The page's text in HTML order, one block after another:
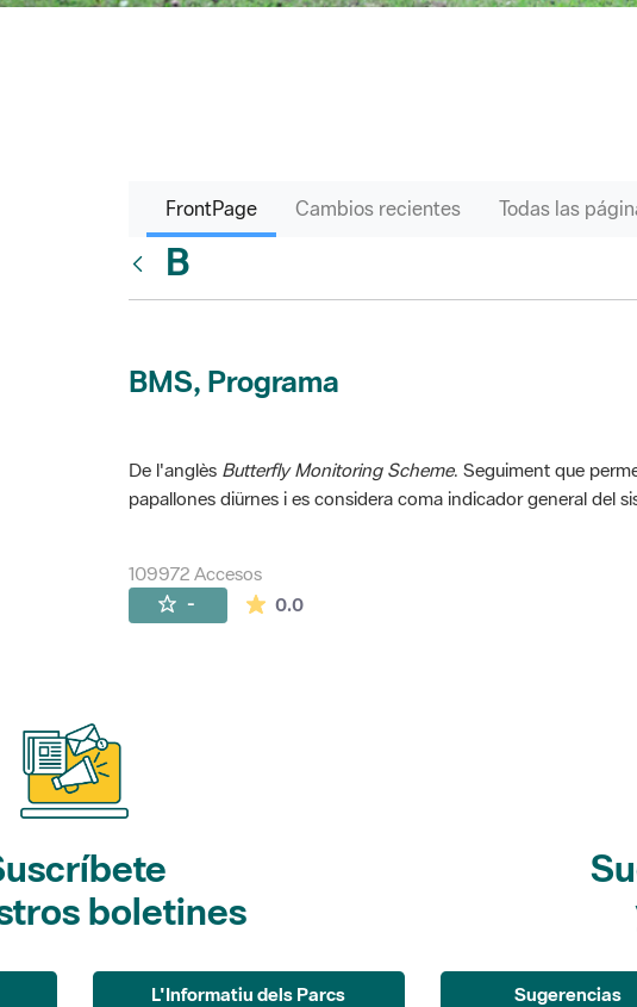
FrontPage Cambios recientes Todas las
B
BMS, Programa
De l'anglès Butterfly Monitoring Scheme. Seguiment que
papallones diürnes i es considera coma indicador general del
109972 Accesos
- 0.0La valoración media es de 0 estrellas de 5.
boletines
L'Informatiu dels Parcs Sugerencias